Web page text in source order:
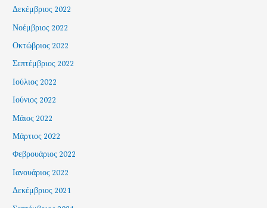
Δεκέμβριος 2022
Νοέμβριος 2022
Οκτώβριος 2022
Σεπτέμβριος 2022
Ιούλιος 2022
Ιούνιος 2022
Μάιος 2022
Μάρτιος 2022
Φεβρουάριος 2022
Ιανουάριος 2022
Δεκέμβριος 2021